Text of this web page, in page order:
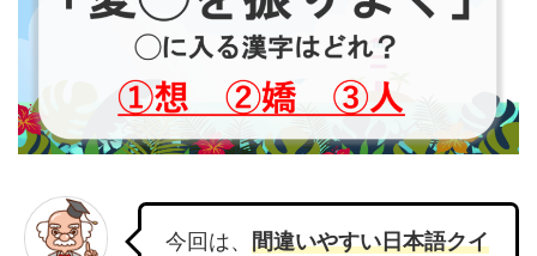
今回は、 間違いやすい日本語クイ